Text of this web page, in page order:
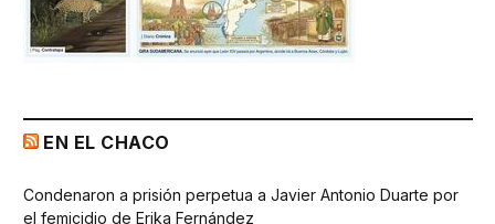
EN EL CHACO
Condenaron a prisión perpetua a Javier Antonio Duarte por
el femicidio de Erika Fernández